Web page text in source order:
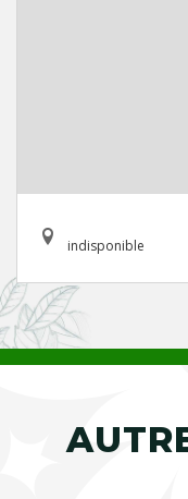
indisponible